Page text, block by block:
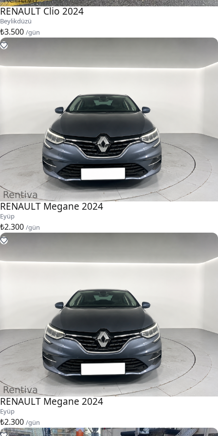
RENAULT Clio 2024
Beylikdüzü
₺3.500 /gün
RENAULT Megane 2024
Eyüp
₺2.300 /gün
RENAULT Megane 2024
Eyüp
₺2.300 /gün